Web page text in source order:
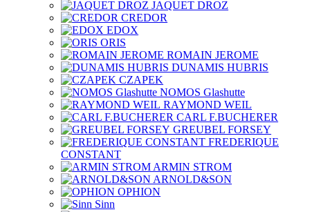
JAQUET DROZ
CREDOR
EDOX
ORIS
ROMAIN JEROME
DUNAMIS HUBRIS
CZAPEK
NOMOS Glashutte
RAYMOND WEIL
CARL F.BUCHERER
GREUBEL FORSEY
FREDERIQUE
CONSTANT
ARMIN STROM
ARNOLD&SON
OPHION
Sinn